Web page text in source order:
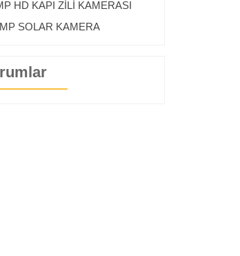
HD KAPI ZİLİ KAMERASI
SOLAR KAMERA